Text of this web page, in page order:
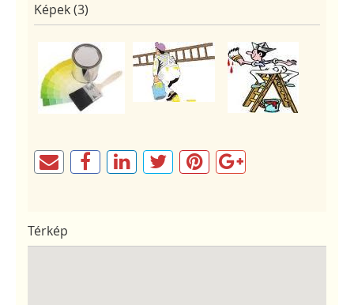
Képek (3)
Térkép